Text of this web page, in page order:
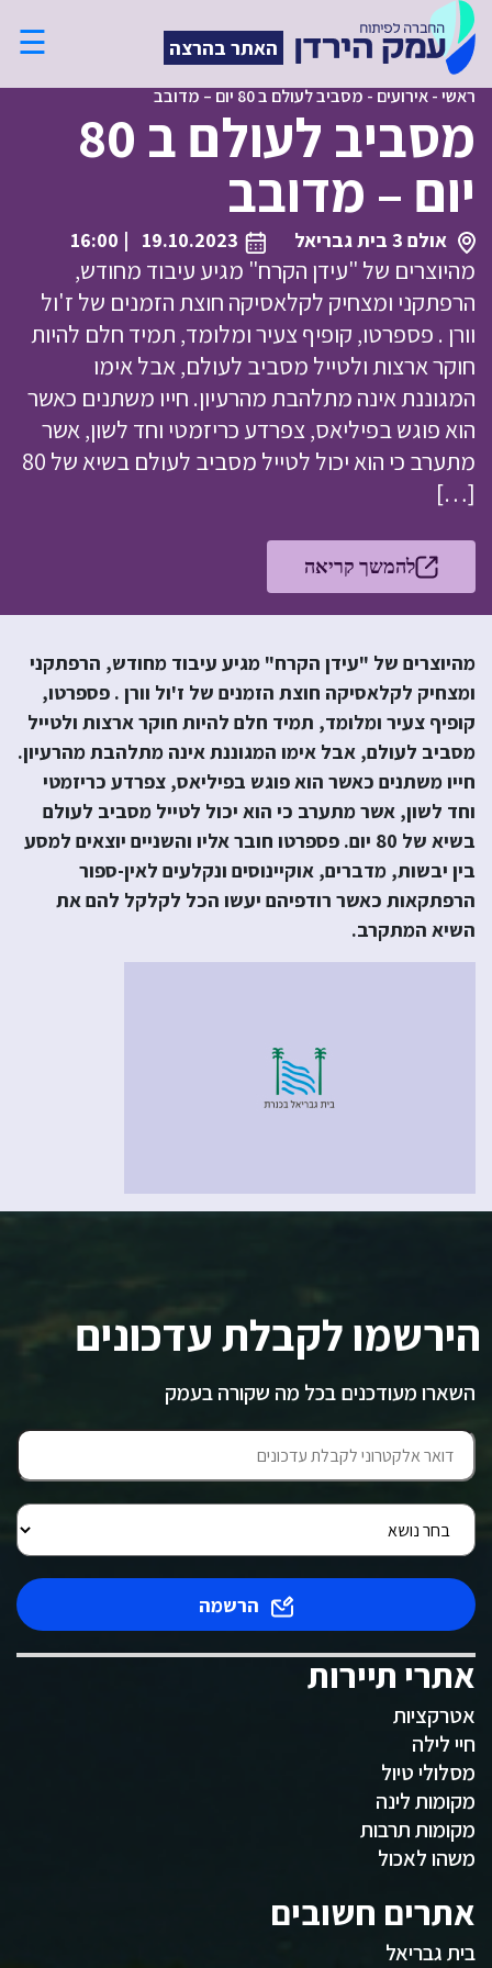
האתר בהרצה ☰
ראשי-אירועים - מסביב לעולם ב 80 יום – מדובב
מסביב לעולם ב 80
יום – מדובב
אולם 3 בית גבריאל 19.10.2023
| 16:00
מהיוצרים של "עידן הקרח" מגיע עיבוד מחודש,
הרפתקני ומצחיק לקלאסיקה חוצת הזמנים של ז'ול
וורן . פספרטו, קופיף צעיר ומלומד, תמיד חלם להיות
חוקר ארצות ולטייל מסביב לעולם, אבל אימו
המגוננת אינה מתלהבת מהרעיון. חייו משתנים כאשר
הוא פוגש בפיליאס, צפרדע כריזמטי וחד לשון, אשר
מתערב כי הוא יכול לטייל מסביב לעולם בשיא של 80
[…]
להמשך קריאה
מהיוצרים של "עידן הקרח" מגיע עיבוד מחודש, הרפתקני
ומצחיק לקלאסיקה חוצת הזמנים של ז'ול וורן . פספרטו,
קופיף צעיר ומלומד, תמיד חלם להיות חוקר ארצות ולטייל
מסביב לעולם, אבל אימו המגוננת אינה מתלהבת מהרעיון.
חייו משתנים כאשר הוא פוגש בפיליאס, צפרדע כריזמטי
וחד לשון, אשר מתערב כי הוא יכול לטייל מסביב לעולם
בשיא של 80 יום. פספרטו חובר אליו והשניים יוצאים למסע
בין יבשות, מדברים, אוקיינוסים ונקלעים לאין-ספור
הרפתקאות כאשר רודפיהם יעשו הכל לקלקל להם את
השיא המתקרב.
הירשמו לקבלת עדכונים
השארו מעודכנים בכל מה שקורה בעמק
הרשמה
אתרי תיירות
אטרקציות
חיי לילה
מסלולי טיול
מקומות לינה
מקומות תרבות
משהו לאכול
אתרים חשובים
בית גבריאל